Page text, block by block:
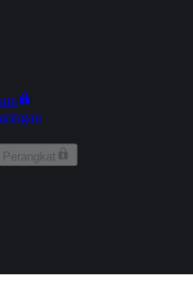
Perangkat